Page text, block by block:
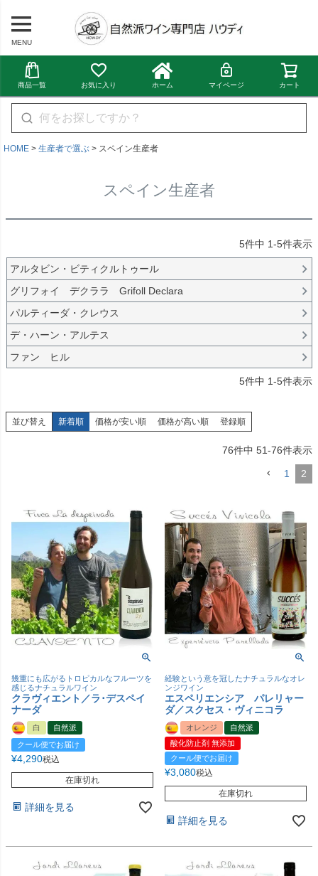
MENU
商品一覧 お気に入り ホーム マイページ カート
HOME 生産者で選ぶ スペイン生産者
スペイン生産者
5件中 1-5件表示
アルタビン・ビティクルトゥール
グリフォイ デクララ Grifoll Declara
パルティーダ・クレウス
デ・ハーン・アルテス
ファン ヒル
5件中 1-5件表示
並び替え 新着順 価格が安い順 価格が高い順 登録順
76件中 51-76件表示
1 2
幾重にも広がるトロピカルなフルーツを
感じるナチュラルワイン
クラヴィエント／ラ･デスペイ
ナーダ
白
自然派
クール便でお届け
¥4,290税込
在庫切れ
詳細を見る
経験という意を冠したナチュラルなオレ
ンジワイン
エスペリエンシア パレリャー
ダ／スクセス・ヴィニコラ
オレンジ
自然派
酸化防止剤 無添加
クール便でお届け
¥3,080税込
在庫切れ
詳細を見る